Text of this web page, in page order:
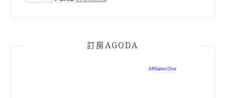
訂房AGODA